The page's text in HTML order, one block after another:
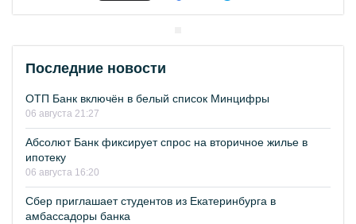
Последние новости
ОТП Банк включён в белый список Минцифры
06 августа 21:27
Абсолют Банк фиксирует спрос на вторичное жилье в
ипотеку
06 августа 16:20
Сбер приглашает студентов из Екатеринбурга в
амбассадоры банка